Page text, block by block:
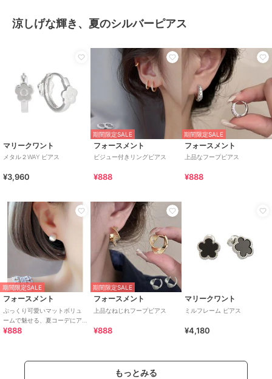
涼しげな輝き、夏のシルバーピアス
マリークワント
メタル２WAY ピアス
¥3,960
期間限定SALE
フォースメント
ビジュー付きリングピアス
¥888
期間限定SALE
フォースメント
上品なフープピアス
¥888
期間限定SALE
フォースメント
ぷっくり可愛いマットボリュ
ームで魅せる、夏コーデにア
クセント。オケージョンにも
¥888
期間限定SALE
フォースメント
上品なねじれフープピアス
¥888
マリークワント
ミルフレーム ピアス
¥4,180
もっとみる